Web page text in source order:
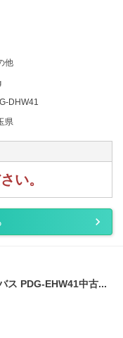
他
DHW41
県
い。
ス PDG-EHW41中古...